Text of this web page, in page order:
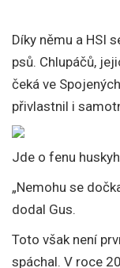
Díky němu a HSI
psů. Chlupáčů,
čeká ve
přivlastnil i
Jde o fenu
„Nemohu se
dodal Gus.
Toto však není
spáchal. V roce